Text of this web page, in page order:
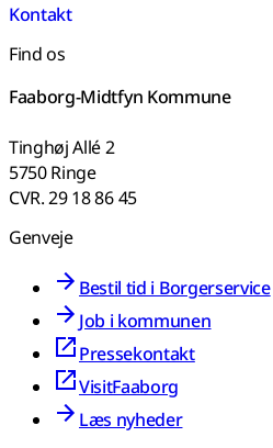
Kontakt
Find os
Faaborg-Midtfyn Kommune
Tinghøj Allé 2
5750 Ringe
CVR. 29 18 86 45
Genveje
Bestil tid i Borgerservice
Job i kommunen
Pressekontakt
VisitFaaborg
Læs nyheder